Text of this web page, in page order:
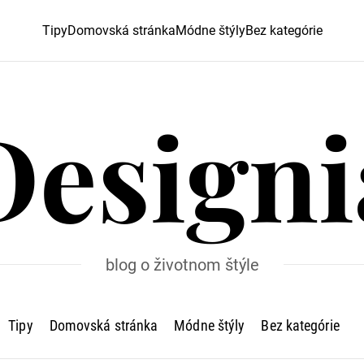
TipyDomovská stránkaMódne štýlyBez kategórie
blog o životnom štýle
Tipy Domovská stránka Módne štýly Bez kategórie